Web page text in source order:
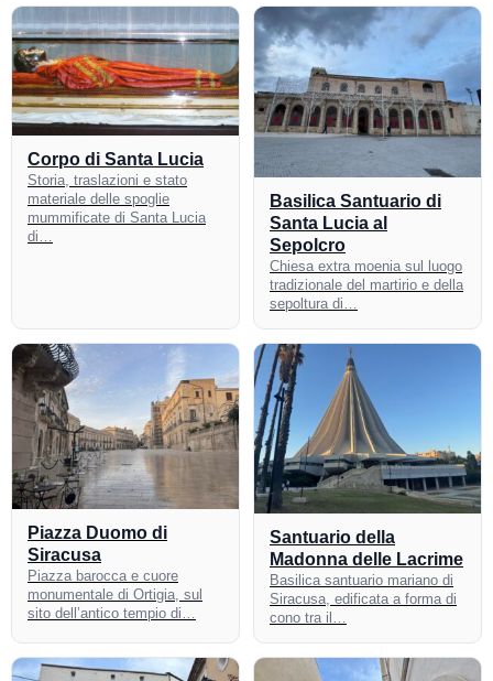
Corpo di Santa Lucia
Storia, traslazioni e stato
materiale delle spoglie
mummificate di Santa Lucia
di…
Basilica Santuario di
Santa Lucia al
Sepolcro
Chiesa extra moenia sul luogo
tradizionale del martirio e della
sepoltura di…
Piazza Duomo di
Siracusa
Piazza barocca e cuore
monumentale di Ortigia, sul
sito dell’antico tempio di…
Santuario della
Madonna delle Lacrime
Basilica santuario mariano di
Siracusa, edificata a forma di
cono tra il…